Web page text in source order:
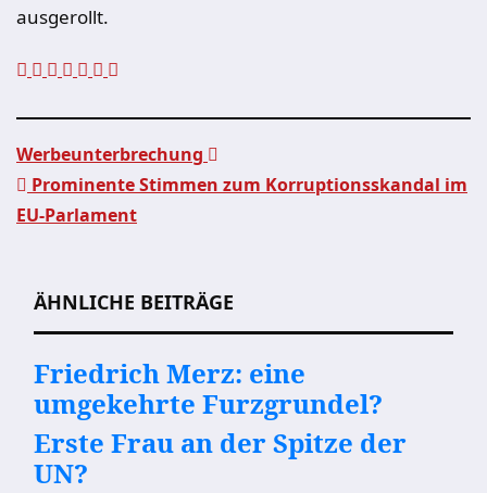
ausgerollt.
Beitragsnavigation
Werbeunterbrechung
Prominente Stimmen zum Korruptionsskandal im
EU-Parlament
ÄHNLICHE BEITRÄGE
Friedrich Merz: eine
umgekehrte Furzgrundel?
Erste Frau an der Spitze der
UN?